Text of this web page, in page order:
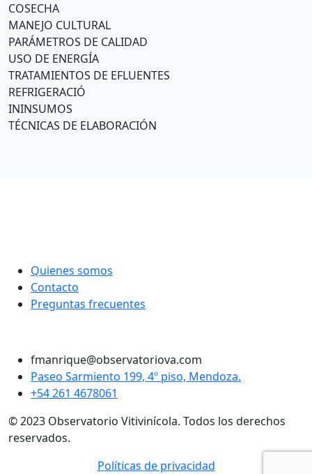
COSECHA
MANEJO CULTURAL
PARÁMETROS DE CALIDAD
USO DE ENERGÍA
TRATAMIENTOS DE EFLUENTES
REFRIGERACIÓ
ININSUMOS
TÉCNICAS DE ELABORACIÓN
Quienes somos
Contacto
Preguntas frecuentes
fmanrique@observatoriova.com
Paseo Sarmiento 199, 4º piso, Mendoza.
+54 261 4678061
© 2023 Observatorio Vitivinícola. Todos los derechos
reservados.
Políticas de privacidad